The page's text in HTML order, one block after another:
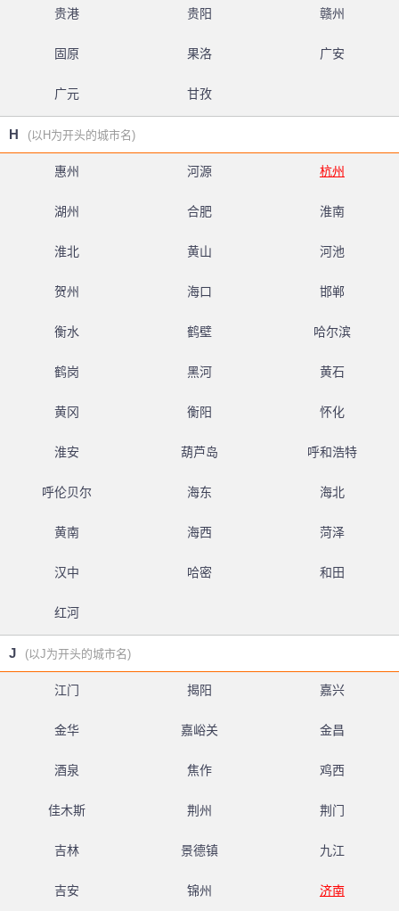
贵港 贵阳 赣州
固原 果洛 广安
广元 甘孜
H (以H为开头的城市名)
惠州 河源 杭州
湖州 合肥 淮南
淮北 黄山 河池
贺州 海口 邯郸
衡水 鹤壁 哈尔滨
鹤岗 黑河 黄石
黄冈 衡阳 怀化
淮安 葫芦岛 呼和浩特
呼伦贝尔 海东 海北
黄南 海西 菏泽
汉中 哈密 和田
红河
J (以J为开头的城市名)
江门 揭阳 嘉兴
金华 嘉峪关 金昌
酒泉 焦作 鸡西
佳木斯 荆州 荆门
吉林 景德镇 九江
吉安 锦州 济南